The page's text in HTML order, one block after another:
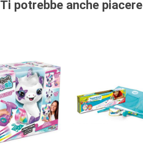
Ti potrebbe anche piacere